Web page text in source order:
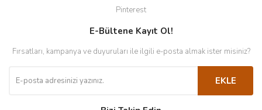
Pinterest
E-Bültene Kayıt Ol!
Fırsatları, kampanya ve duyuruları ile ilgili e-posta almak ister misiniz?
EKLE